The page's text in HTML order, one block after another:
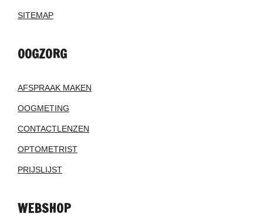
SITEMAP
OOGZORG
AFSPRAAK MAKEN
OOGMETING
CONTACTLENZEN
OPTOMETRIST
PRIJSLIJST
WEBSHOP